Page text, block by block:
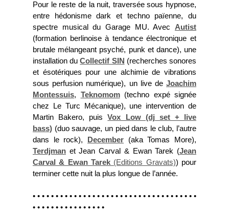
Pour le reste de la nuit, traversée sous hypnose,
entre hédonisme dark et techno païenne, du
spectre musical du Garage MU. Avec Autist
(formation berlinoise à tendance électronique et
brutale mélangeant psyché, punk et dance), une
installation duCollectif SIN (recherches sonores
et ésotériques pour une alchimie de vibrations
sous perfusion numérique), un live de Joachim
Montessuis, Teknomom(techno expé signée
chez Le Turc Mécanique), une intervention de
Martin Bakero, puisVox Low (dj set + live
bass) (duo sauvage, un pied dans le club, l’autre
dans le rock),
December (aka Tomas More),
Terdjman et Jean Carval & Ewan Tarek (Jean
Carval & Ewan Tarek (Editions Gravats)) pour
terminer cette nuit la plus longue de l’année.
• • • • • • • • • • • • • • • • • • • • • • • • • • • • • • • • • • • •
• • • • • • • • • • • • • • • •